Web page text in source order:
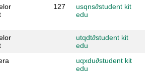
127 usqns∂student kit
edu
utqdt∂student kit
edu
uqxdu∂student kit
edu